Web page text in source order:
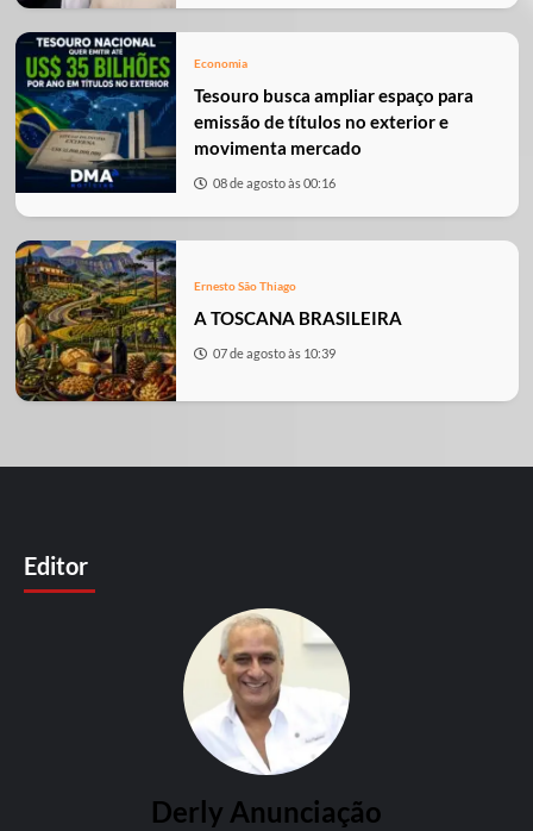
Economia
Tesouro busca ampliar espaço para
emissão de títulos no exterior e
movimenta mercado
08 de agosto às 00:16
Ernesto São Thiago
A TOSCANA BRASILEIRA
07 de agosto às 10:39
Editor
Derly Anunciação